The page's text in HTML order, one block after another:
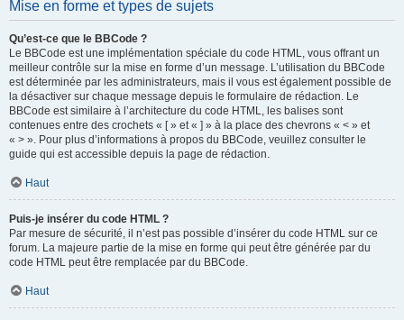
Mise en forme et types de sujets
Qu’est-ce que le BBCode ?
Le BBCode est une implémentation spéciale du code HTML, vous offrant un
meilleur contrôle sur la mise en forme d’un message. L’utilisation du BBCode
est déterminée par les administrateurs, mais il vous est également possible de
la désactiver sur chaque message depuis le formulaire de rédaction. Le
BBCode est similaire à l’architecture du code HTML, les balises sont
contenues entre des crochets « [ » et « ] » à la place des chevrons « < » et
« > ». Pour plus d’informations à propos du BBCode, veuillez consulter le
guide qui est accessible depuis la page de rédaction.
Haut
Puis-je insérer du code HTML ?
Par mesure de sécurité, il n’est pas possible d’insérer du code HTML sur ce
forum. La majeure partie de la mise en forme qui peut être générée par du
code HTML peut être remplacée par du BBCode.
Haut